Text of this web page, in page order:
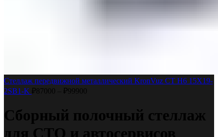
Стеллаж передвижной металлический KronVuz CT H6 15Х19-
2SB1-K ₽87000 ₽99900
Сборный полочный стеллаж
для СТО и автосервисов